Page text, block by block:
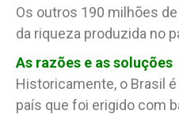
Os outros 190 milhões
da riqueza produzida no
As razões e as soluções
Historicamente, o Brasil
país que foi erigido com